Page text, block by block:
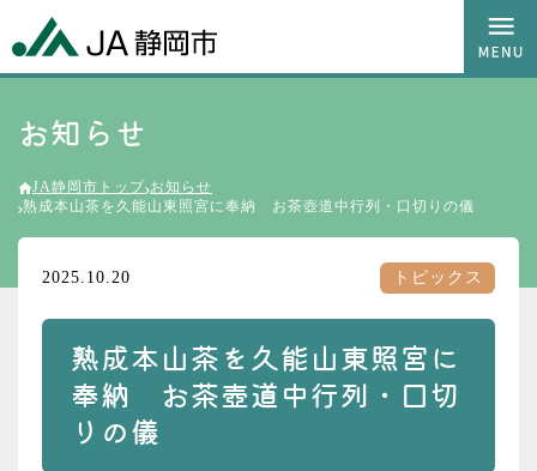
お知らせ
JA静岡市トップ お知らせ
熟成本山茶を久能山東照宮に奉納 お茶壺道中行列・口切りの儀
2025.10.20 トピックス
熟成本山茶を久能山東照宮に
奉納 お茶壺道中行列・口切
りの儀